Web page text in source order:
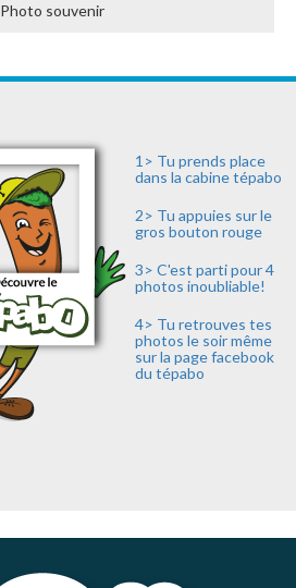
Photo souvenir
1> Tu prends place
dans la cabine tépabo
2> Tu appuies sur le
gros bouton rouge
3> C'est parti pour 4
photos inoubliable!
4> Tu retrouves tes
photos le soir même
sur la page facebook
du tépabo